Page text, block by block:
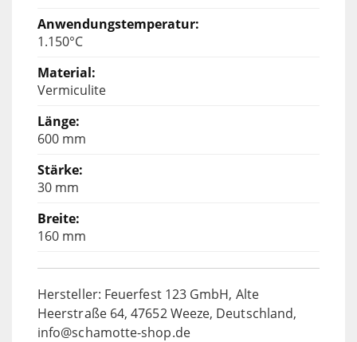
1.150°C
Vermiculite
600 mm
30 mm
160 mm
Hersteller: Feuerfest 123 GmbH, Alte
Heerstraße 64, 47652 Weeze, Deutschland,
info@schamotte-shop.de